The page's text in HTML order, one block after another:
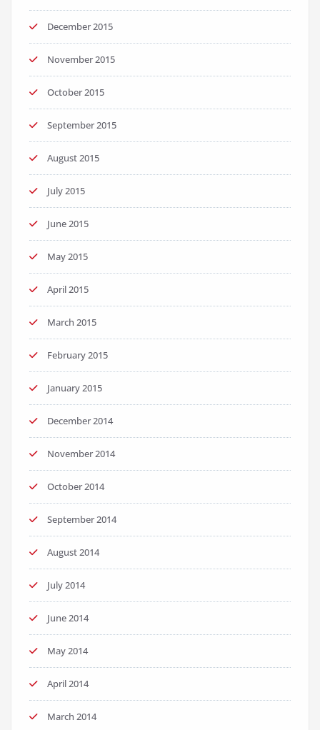
December 2015
November 2015
October 2015
September 2015
August 2015
July 2015
June 2015
May 2015
April 2015
March 2015
February 2015
January 2015
December 2014
November 2014
October 2014
September 2014
August 2014
July 2014
June 2014
May 2014
April 2014
March 2014